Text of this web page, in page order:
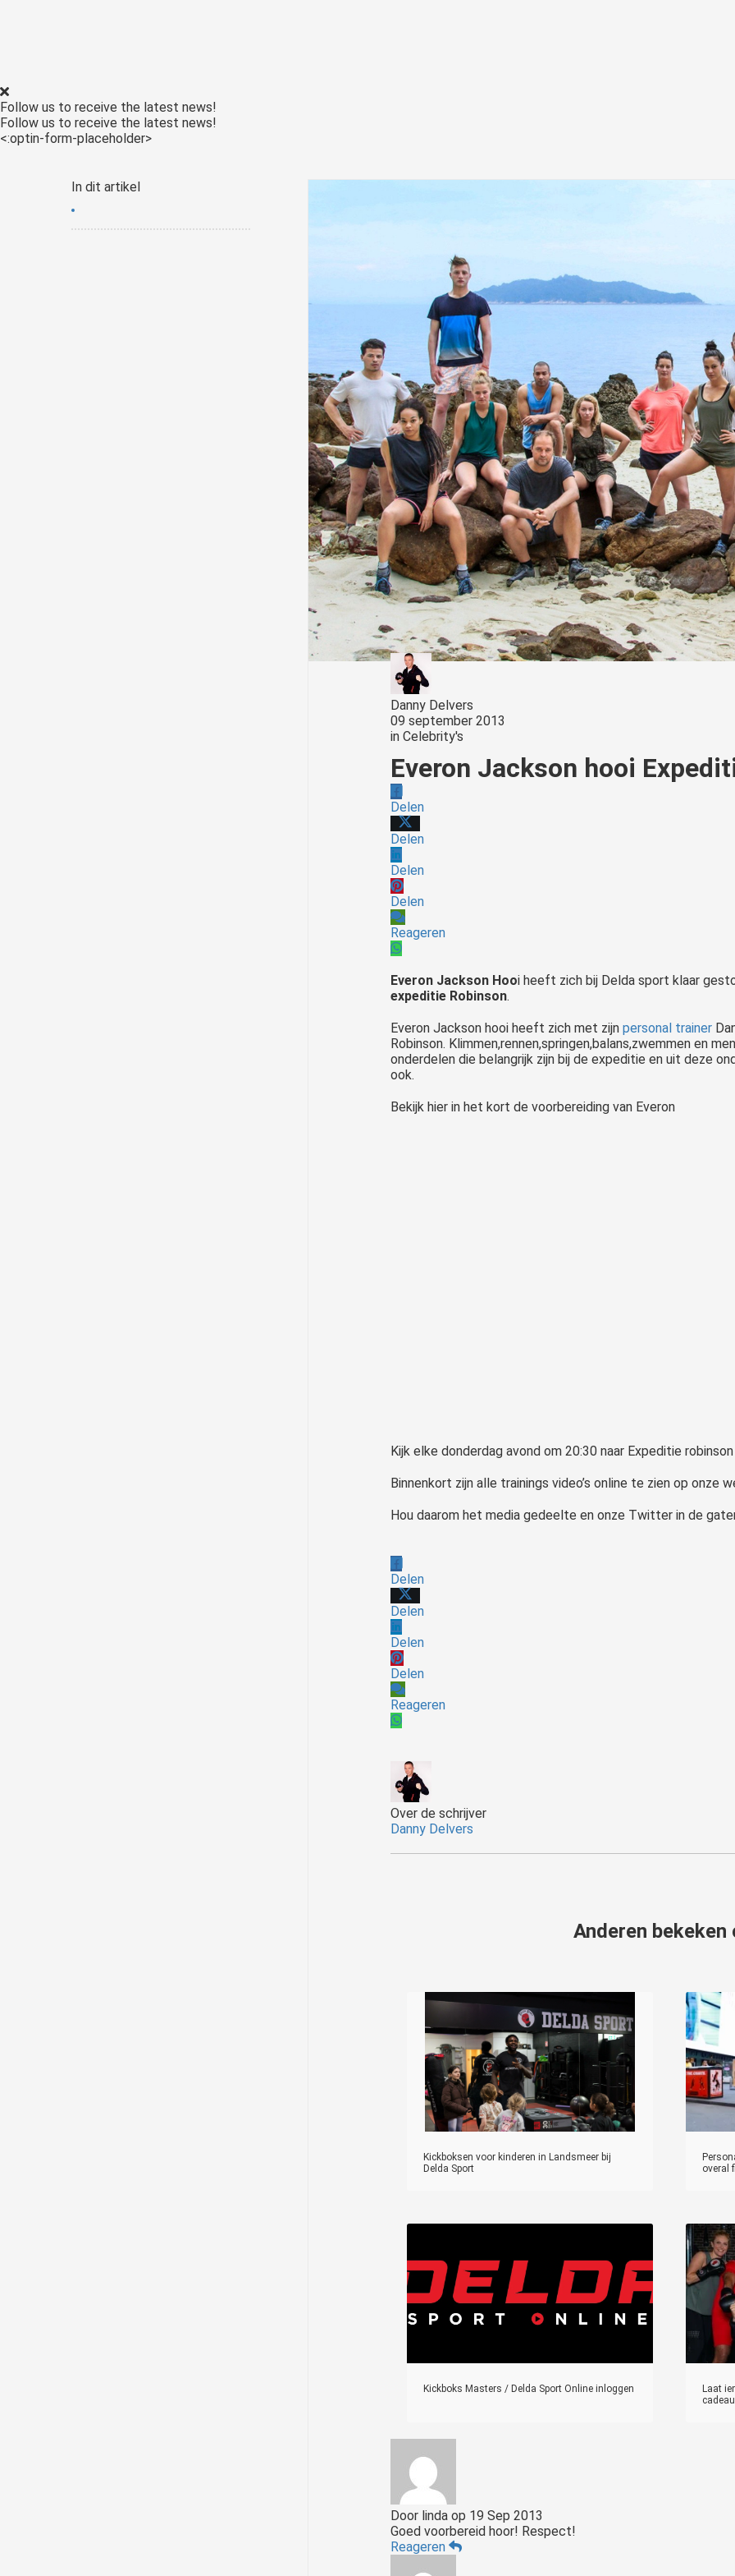
Follow us to receive the latest news!
Follow us to receive the latest news!
<:optin-form-placeholder>
In dit artikel
Danny Delvers
09 september 2013
in Celebrity's
Everon Jackson hooi
Delen
Delen
Delen
Delen
Reageren
Everon Jackson Hooi heeft zich bij Delda sport klaar
expeditie Robinson.
Everon Jackson hooi heeft zich met zijn personal trainer
Robinson. Klimmen,rennen,springen,balans,zwemmen en
onderdelen die belangrijk zijn bij de expeditie en uit deze
ook.
Bekijk hier in het kort de voorbereiding van Everon
Kijk elke donderdag avond om 20:30 naar Expeditie
Binnenkort zijn alle trainings video’s online te zien op onze
Hou daarom het media gedeelte en onze Twitter in de
Delen
Delen
Delen
Delen
Reageren
Over de schrijver
Danny Delvers
Anderen bekeken
Kickboksen voor kinderen in Landsmeer bij
Delda Sport
overal
Kickboks Masters / Delda Sport Online inloggen
Laat
Door linda op 19 Sep 2013
Goed voorbereid hoor! Respect!
Reageren